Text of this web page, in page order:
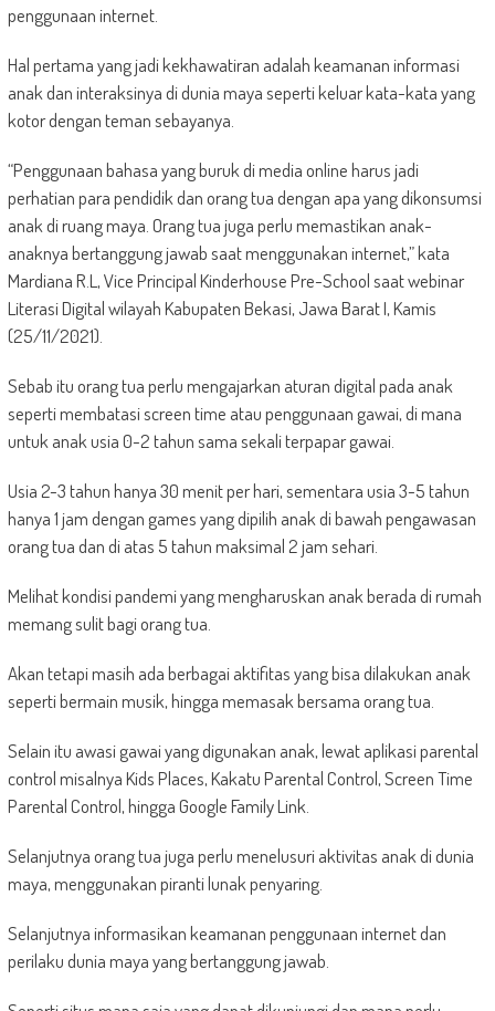
penggunaan internet.
Hal pertama yang jadi kekhawatiran adalah keamanan informasi
anak dan interaksinya di dunia maya seperti keluar kata-kata yang
kotor dengan teman sebayanya.
“Penggunaan bahasa yang buruk di media online harus jadi
perhatian para pendidik dan orang tua dengan apa yang dikonsumsi
anak di ruang maya. Orang tua juga perlu memastikan anak-
anaknya bertanggung jawab saat menggunakan internet,” kata
Mardiana R.L, Vice Principal Kinderhouse Pre-School saat webinar
Literasi Digital wilayah Kabupaten Bekasi, Jawa Barat I, Kamis
(25/11/2021).
Sebab itu orang tua perlu mengajarkan aturan digital pada anak
seperti membatasi screen time atau penggunaan gawai, di mana
untuk anak usia 0-2 tahun sama sekali terpapar gawai.
Usia 2-3 tahun hanya 30 menit per hari, sementara usia 3-5 tahun
hanya 1 jam dengan games yang dipilih anak di bawah pengawasan
orang tua dan di atas 5 tahun maksimal 2 jam sehari.
Melihat kondisi pandemi yang mengharuskan anak berada di rumah
memang sulit bagi orang tua.
Akan tetapi masih ada berbagai aktifitas yang bisa dilakukan anak
seperti bermain musik, hingga memasak bersama orang tua.
Selain itu awasi gawai yang digunakan anak, lewat aplikasi parental
control misalnya Kids Places, Kakatu Parental Control, Screen Time
Parental Control, hingga Google Family Link.
Selanjutnya orang tua juga perlu menelusuri aktivitas anak di dunia
maya, menggunakan piranti lunak penyaring.
Selanjutnya informasikan keamanan penggunaan internet dan
perilaku dunia maya yang bertanggung jawab.